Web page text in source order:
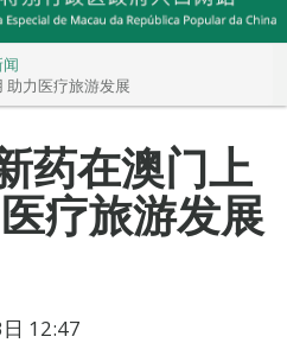
闻
助力医疗旅游发展
药在澳门上
疗旅游发展
12:47